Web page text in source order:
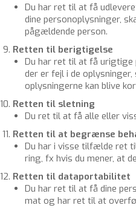
Du har ret til at få
dine per­so­nop­lys­nin­ger,
på­gæl­den­de per­son.
Ret­ten til be­rig­ti­gel­se
Du har ret til at få
der er fejl i de
op­lys­nin­ger­ne kan blive
Ret­ten til slet­ning
Du ret til at få alle eller
Ret­ten til at be­græn­se
Du har i visse til­fæl­de ret
ring, fx hvis du mener, at
Ret­ten til da­ta­porta­bi­li­tet
Du har ret til at få dine
mat og har ret til at